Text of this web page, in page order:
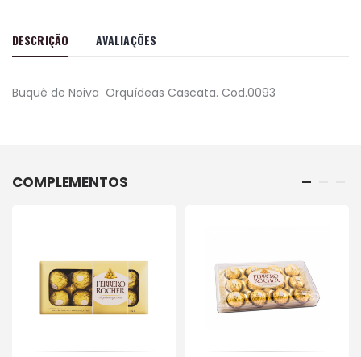
DESCRIÇÃO AVALIAÇÕES
Buquê de Noiva Orquídeas Cascata. Cod.0093
COMPLEMENTOS